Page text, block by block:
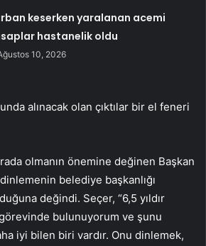
keserken yaralanan acemi
hastanelik oldu
10, 2026
alınacak olan çıktılar bir el feneri
olmanın önemine değinen Başkan
belediye başkanlığı
değindi. Seçer, “6,5 yıldır
bulunuyorum ve şunu
iyi bilen biri vardır. Onu dinlemek,